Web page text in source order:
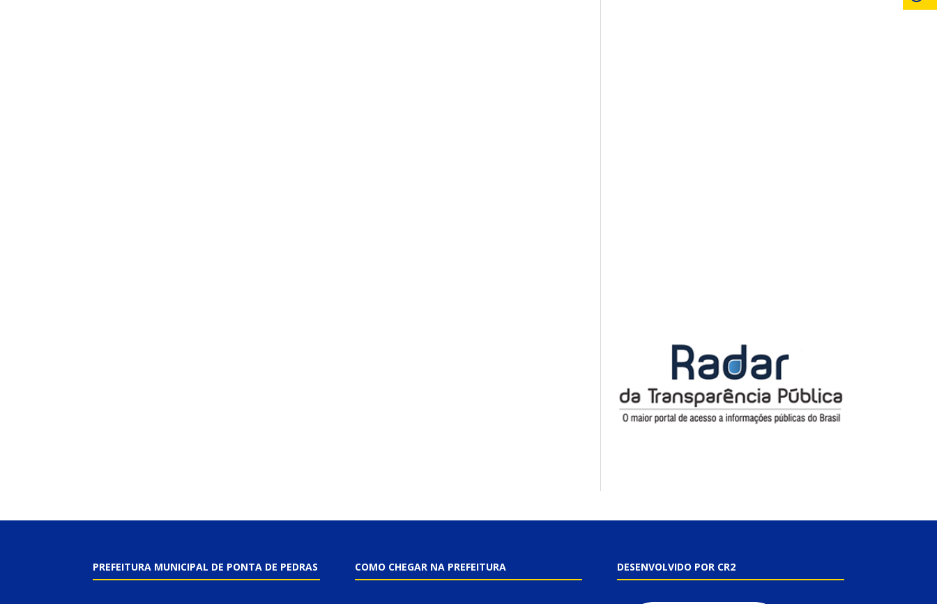
PREFEITURA MUNICIPAL DE PONTA DE PEDRAS COMO CHEGAR NA PREFEITURA DESENVOLVIDO POR CR2